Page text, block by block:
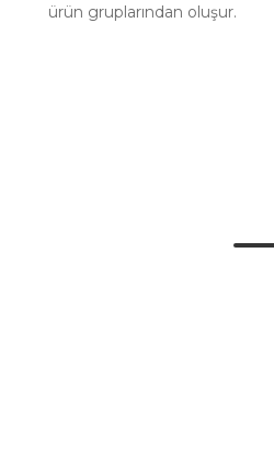
ürün gruplarından oluşur.